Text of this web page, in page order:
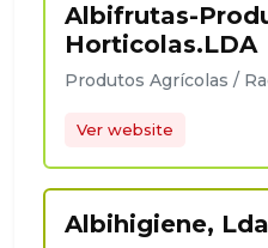
Albifrutas-
Horticolas.LDA
Produtos Agrícolas /
Ver website
Albihigiene, Lda